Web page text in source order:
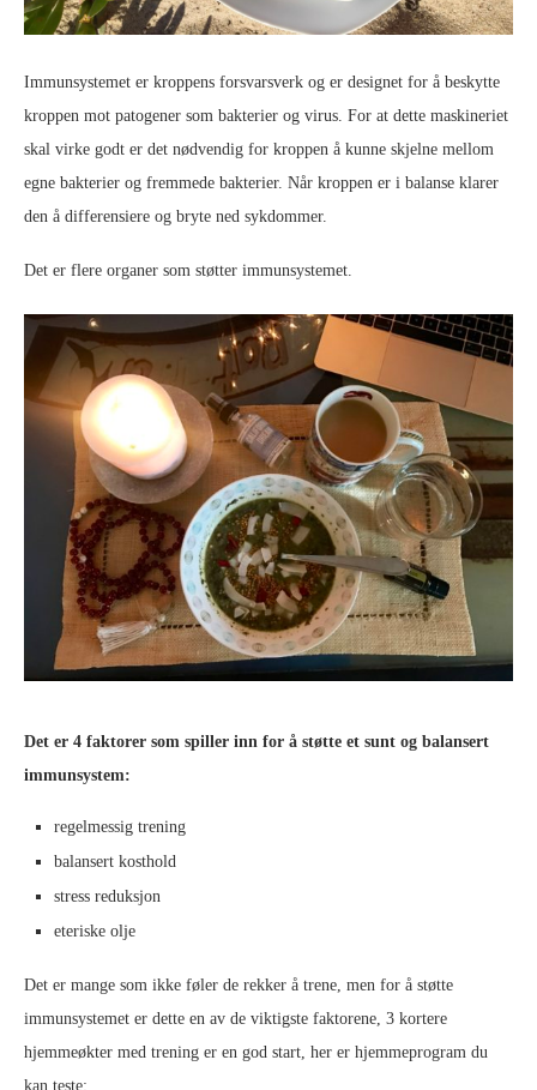
Immunsystemet er kroppens forsvarsverk og er designet for å beskytte
kroppen mot patogener som bakterier og virus. For at dette maskineriet
skal virke godt er det nødvendig for kroppen å kunne skjelne mellom
egne bakterier og fremmede bakterier. Når kroppen er i balanse klarer
den å differensiere og bryte ned sykdommer.
Det er flere organer som støtter immunsystemet.
Det er 4 faktorer som spiller inn for å støtte et sunt og balansert
immunsystem:
regelmessig trening
balansert kosthold
stress reduksjon
eteriske olje
Det er mange som ikke føler de rekker å trene, men for å støtte
immunsystemet er dette en av de viktigste faktorene, 3 kortere
hjemmeøkter med trening er en god start, her er hjemmeprogram du
kan teste: